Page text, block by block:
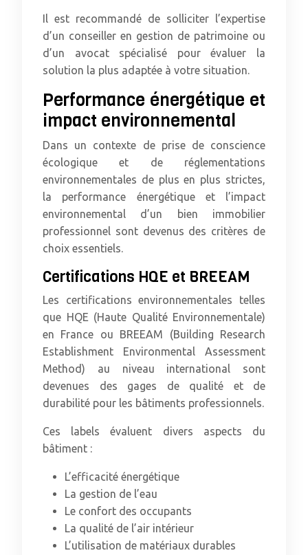
Il est recommandé de solliciter l’expertise
d’un conseiller en gestion de patrimoine ou
d’un avocat spécialisé pour évaluer la
solution la plus adaptée à votre situation.
Performance énergétique et
impact environnemental
Dans un contexte de prise de conscience
écologique et de réglementations
environnementales de plus en plus strictes,
la performance énergétique et l’impact
environnemental d’un bien immobilier
professionnel sont devenus des critères de
choix essentiels.
Certifications HQE et BREEAM
Les certifications environnementales telles
que HQE (Haute Qualité Environnementale)
en France ou BREEAM (Building Research
Establishment Environmental Assessment
Method) au niveau international sont
devenues des gages de qualité et de
durabilité pour les bâtiments professionnels.
Ces labels évaluent divers aspects du
bâtiment :
L’efficacité énergétique
La gestion de l’eau
Le confort des occupants
La qualité de l’air intérieur
L’utilisation de matériaux durables